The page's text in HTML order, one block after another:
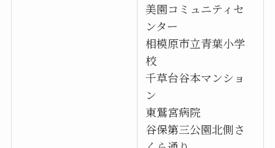
美園コミュニティセ
ンター
相模原市立青葉小学
校
千草台谷本マンショ
ン
東鷲宮病院
谷保第三公園北側さ